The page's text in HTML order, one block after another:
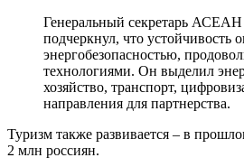
Генеральный секретарь
подчеркнул, что устойчивость
энергобезопасностью,
технологиями. Он выделил
хозяйство, транспорт,
направления для партнерства.
Туризм также развивается – в
2 млн россиян.